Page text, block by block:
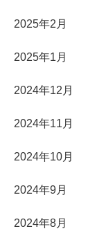
2025年2月
2025年1月
2024年12月
2024年11月
2024年10月
2024年9月
2024年8月